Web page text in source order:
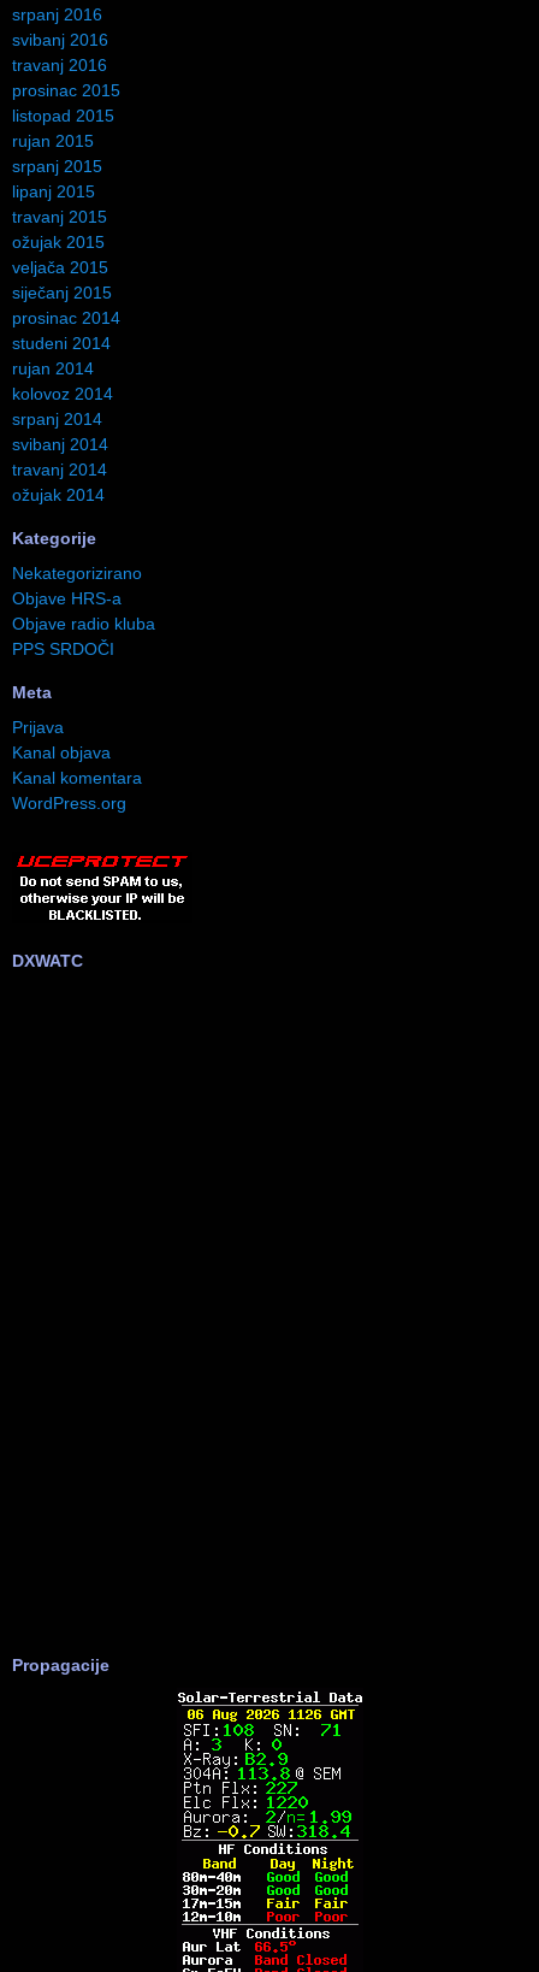
srpanj 2016
svibanj 2016
travanj 2016
prosinac 2015
listopad 2015
rujan 2015
srpanj 2015
lipanj 2015
travanj 2015
ožujak 2015
veljača 2015
siječanj 2015
prosinac 2014
studeni 2014
rujan 2014
kolovoz 2014
srpanj 2014
svibanj 2014
travanj 2014
ožujak 2014
Kategorije
Nekategorizirano
Objave HRS-a
Objave radio kluba
PPS SRDOČI
Meta
Prijava
Kanal objava
Kanal komentara
WordPress.org
DXWATC
Propagacije